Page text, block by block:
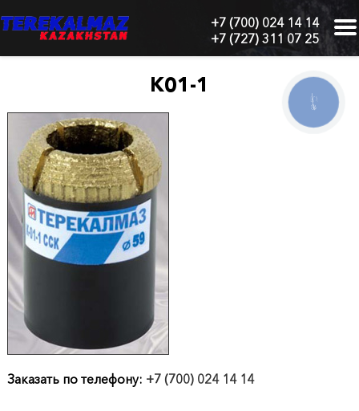
+7 (700) 024 14 14
+7 (727) 311 07 25
Алматы,
Тау",
блок
"Б",
6
этаж,
605
офис
Главная
О
нас
Каталог
продукции
К01-1
Заказать по телефону: +7 (700) 024 14 14
КНОПКА
СВЯЗИ